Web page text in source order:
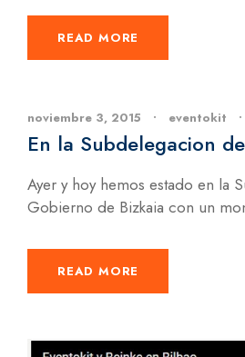
READ MORE
noviembre 3, 2015 • eventokit •
En la Subdelegacion
Ayer y hoy hemos estado en la
Gobierno de Bizkaia con un
READ MORE